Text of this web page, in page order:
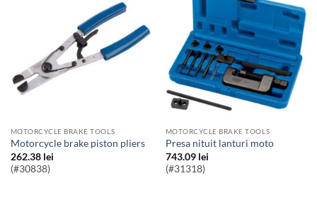
MOTORCYCLE BRAKE TOOLS
Motorcycle brake piston pliers
262.38 lei
(#30838)
MOTORCYCLE BRAKE TOOLS
Presa nituit lanturi moto
743.09 lei
(#31318)